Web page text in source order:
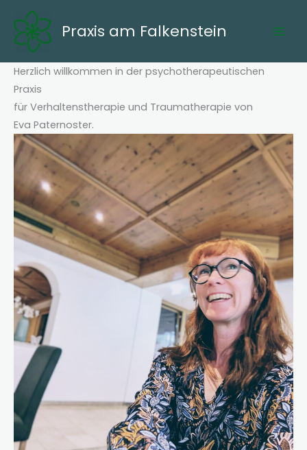
content
Praxis am Falkenstein
Herzlich willkommen in der psychotherapeutischen
Praxis
für Verhaltenstherapie und Traumatherapie von
Eva Paternoster.